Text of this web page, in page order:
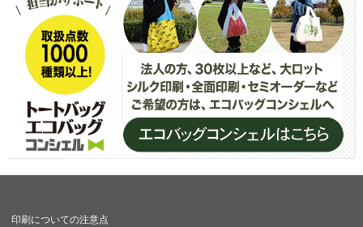
印刷についての注意点